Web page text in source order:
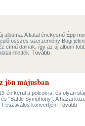
albuma. A fiatal énekesnő Épp
összes szerzemény Bogi
című dalnak, így az új album
ihlették. Tovább
jön májusban
én kerül a polcokra, és olyan
“Battle Symphony”. A hazai
koncertjén! Tovább